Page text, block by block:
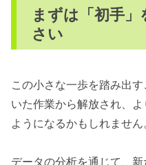
まずは「初手
さい
この小さな一歩を踏み出
いた作業から解放され、
ようになるかもしれません
データの分析を通じて、